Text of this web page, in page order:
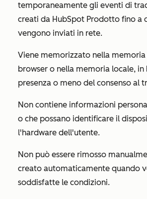
temporaneamente gli eventi di
creati da HubSpot Prodotto fino a
vengono inviati in rete.
Viene memorizzato nella memoria
browser o nella memoria locale, in
presenza o meno del consenso al
Non contiene informazioni
o che possano identificare il
l'hardware dell'utente.
Non può essere rimosso
creato automaticamente quando
soddisfatte le condizioni.